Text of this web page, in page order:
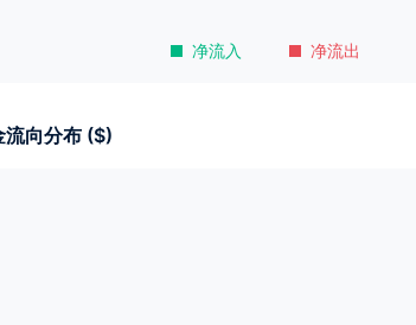
净流入 净流出
向分布 ($)